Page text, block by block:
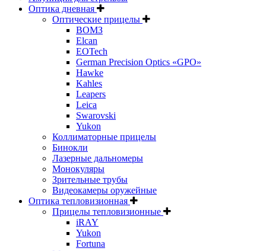
Оптика дневная
Оптические прицелы
ВОМЗ
Elcan
EOTech
German Precision Optics «GPO»
Hawke
Kahles
Leapers
Leica
Swarovski
Yukon
Коллиматорные прицелы
Бинокли
Лазерные дальномеры
Монокуляры
Зрительные трубы
Видеокамеры оружейные
Оптика тепловизионная
Прицелы тепловизионные
iRAY
Yukon
Fortuna